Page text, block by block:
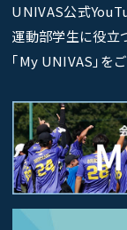
UNIVAS公式
運動部学生に役立
｢My UNIVAS｣を